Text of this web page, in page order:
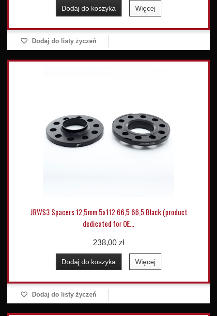
Dodaj do koszyka Więcej
Dodaj do listy życzeń
JRWS3 Spacers 12,5mm 5x112 66,5 66,5 Black (product
dedicated for OE...
238,00 zł
Dodaj do koszyka Więcej
Dodaj do listy życzeń